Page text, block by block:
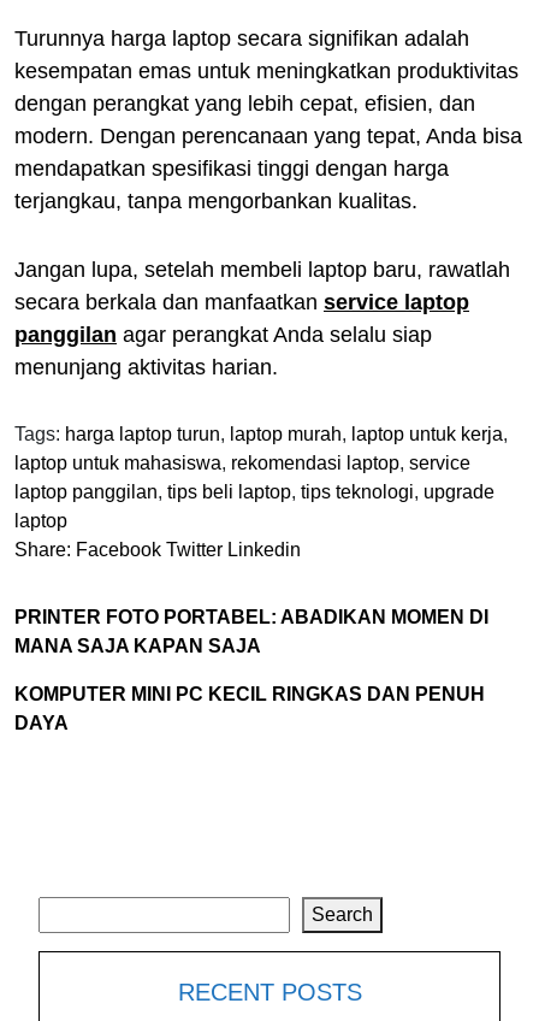
Turunnya harga laptop secara signifikan adalah
kesempatan emas untuk meningkatkan produktivitas
dengan perangkat yang lebih cepat, efisien, dan
modern. Dengan perencanaan yang tepat, Anda bisa
mendapatkan spesifikasi tinggi dengan harga
terjangkau, tanpa mengorbankan kualitas.
Jangan lupa, setelah membeli laptop baru, rawatlah
secara berkala dan manfaatkan service laptop
panggilan agar perangkat Anda selalu siap
menunjang aktivitas harian.
Tags: harga laptop turun, laptop murah, laptop untuk kerja,
laptop untuk mahasiswa, rekomendasi laptop, service
laptop panggilan, tips beli laptop, tips teknologi, upgrade
laptop
Share: Facebook Twitter Linkedin
PRINTER FOTO PORTABEL: ABADIKAN MOMEN DI
MANA SAJA KAPAN SAJA
KOMPUTER MINI PC KECIL RINGKAS DAN PENUH
DAYA
Search
RECENT POSTS